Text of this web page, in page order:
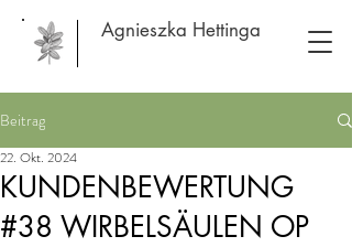
Agnieszka Hettinga
Beitrag
KUNDENBEWERTUNG
#38 WIRBELSÄULEN OP
22. Okt. 2024